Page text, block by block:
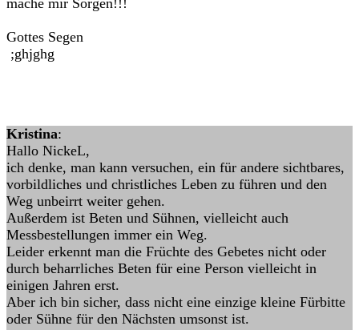
mache mir Sorgen!!!
Gottes Segen
;ghjghg
Kristina:
Hallo NickeL,
ich denke, man kann versuchen, ein für andere sichtbares,
vorbildliches und christliches Leben zu führen und den
Weg unbeirrt weiter gehen.
Außerdem ist Beten und Sühnen, vielleicht auch
Messbestellungen immer ein Weg.
Leider erkennt man die Früchte des Gebetes nicht oder
durch beharrliches Beten für eine Person vielleicht in
einigen Jahren erst.
Aber ich bin sicher, dass nicht eine einzige kleine Fürbitte
oder Sühne für den Nächsten umsonst ist.